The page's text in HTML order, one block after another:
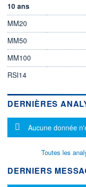
10 ans
MM20
MM50
MM100
RSI14
DERNIÈRES
Message
Aucune donnée
Toutes les
DERNIERS